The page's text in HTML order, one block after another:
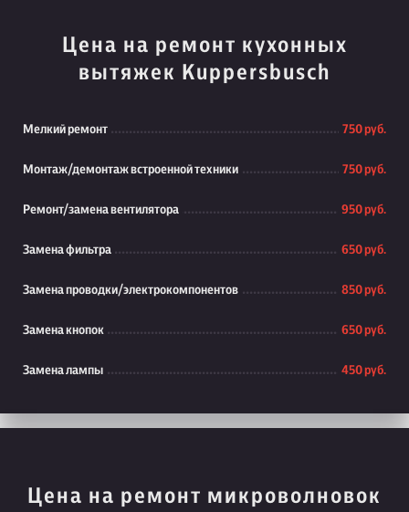
Цена на ремонт кухонных
вытяжек Kuppersbusch
Мелкий ремонт 750 руб.
Монтаж/демонтаж встроенной техники 750 руб.
Ремонт/замена вентилятора 950 руб.
Замена фильтра 650 руб.
Замена проводки/электрокомпонентов 850 руб.
Замена кнопок 650 руб.
Замена лампы 450 руб.
Цена на ремонт микроволновок